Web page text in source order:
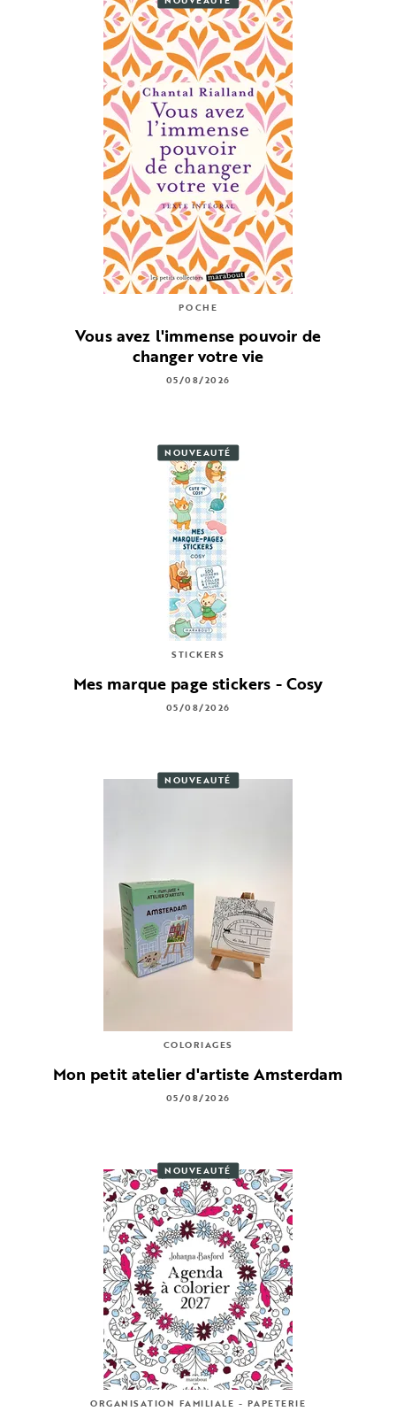
POCHE
Vous avez l'immense pouvoir de
changer votre vie
05/08/2026
NOUVEAUTÉ
STICKERS
Mes marque page stickers - Cosy
05/08/2026
NOUVEAUTÉ
COLORIAGES
Mon petit atelier d'artiste Amsterdam
05/08/2026
NOUVEAUTÉ
ORGANISATION FAMILIALE - PAPETERIE